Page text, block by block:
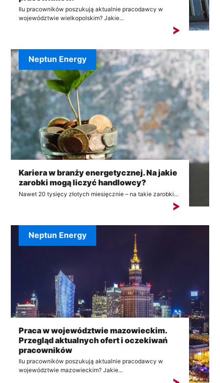
Ilu pracowników poszukują aktualnie pracodawcy w
województwie wielkopolskim? Jakie...
Kariera w branży energetycznej. Na jakie
zarobki mogą liczyć handlowcy?
Nawet 20 tysięcy złotych miesięcznie – na takie zarobki...
Neptun Energy
Praca w województwie mazowieckim.
Przegląd aktualnych ofert i oczekiwań
pracowników
Ilu pracowników poszukują aktualnie pracodawcy w
województwie mazowieckim? Jakie...
Neptun Energy